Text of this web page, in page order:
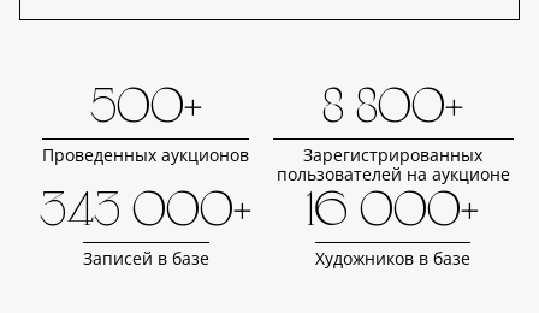
500+
Проведенных аукционов
8 800+
Зарегистрированных
пользователей на аукционе
343 000+
Записей в базе
16 000+
Художников в базе